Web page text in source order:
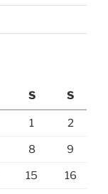
S S
1 2
8 9
15 16